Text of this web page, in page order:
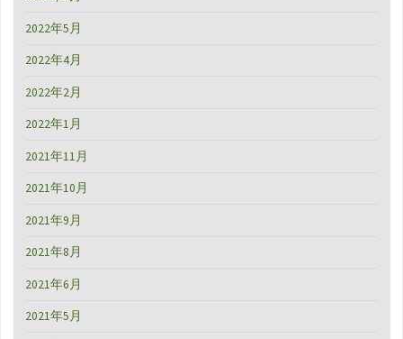
2022年5月
2022年4月
2022年2月
2022年1月
2021年11月
2021年10月
2021年9月
2021年8月
2021年6月
2021年5月